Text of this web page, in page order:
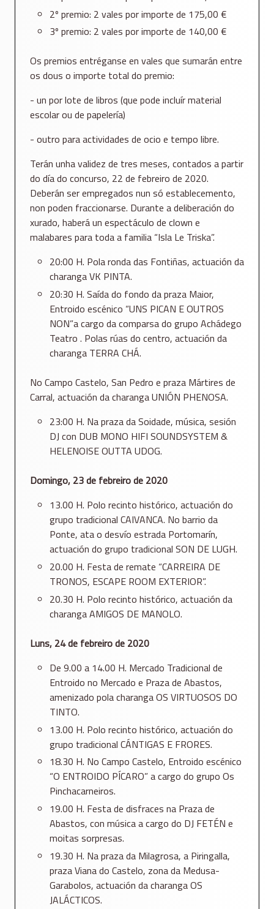
2º premio: 2 vales por importe de 175,00 €
3º premio: 2 vales por importe de 140,00 €
Os premios entréganse en vales que sumarán entre
os dous o importe total do premio:
- un por lote de libros (que pode incluír material
escolar ou de papelería)
- outro para actividades de ocio e tempo libre.
Terán unha validez de tres meses, contados a partir
do día do concurso, 22 de febreiro de 2020.
Deberán ser empregados nun só establecemento,
non poden fraccionarse. Durante a deliberación do
xurado, haberá un espectáculo de clown e
malabares para toda a familia “Isla Le Triska”.
20:00 H. Pola ronda das Fontiñas, actuación da
charanga VK PINTA.
20:30 H. Saída do fondo da praza Maior,
Entroido escénico “UNS PICAN E OUTROS
NON”a cargo da comparsa do grupo Achádego
Teatro . Polas rúas do centro, actuación da
charanga TERRA CHÁ.
No Campo Castelo, San Pedro e praza Mártires de
Carral, actuación da charanga UNIÓN PHENOSA.
23:00 H. Na praza da Soidade, música, sesión
DJ con DUB MONO HIFI SOUNDSYSTEM &
HELENOISE OUTTA UDOG.
Domingo, 23 de febreiro de 2020
13.00 H. Polo recinto histórico, actuación do
grupo tradicional CAIVANCA. No barrio da
Ponte, ata o desvío estrada Portomarín,
actuación do grupo tradicional SON DE LUGH.
20.00 H. Festa de remate “CARREIRA DE
TRONOS, ESCAPE ROOM EXTERIOR”.
20.30 H. Polo recinto histórico, actuación da
charanga AMIGOS DE MANOLO.
Luns, 24 de febreiro de 2020
De 9.00 a 14.00 H. Mercado Tradicional de
Entroido no Mercado e Praza de Abastos,
amenizado pola charanga OS VIRTUOSOS DO
TINTO.
13.00 H. Polo recinto histórico, actuación do
grupo tradicional CÁNTIGAS E FRORES.
18.30 H. No Campo Castelo, Entroido escénico
“O ENTROIDO PÍCARO” a cargo do grupo Os
Pinchacarneiros.
19.00 H. Festa de disfraces na Praza de
Abastos, con música a cargo do DJ FETÉN e
moitas sorpresas.
19.30 H. Na praza da Milagrosa, a Piringalla,
praza Viana do Castelo, zona da Medusa-
Garabolos, actuación da charanga OS
JALÁCTICOS.